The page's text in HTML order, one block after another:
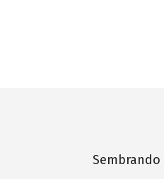
Sembrando